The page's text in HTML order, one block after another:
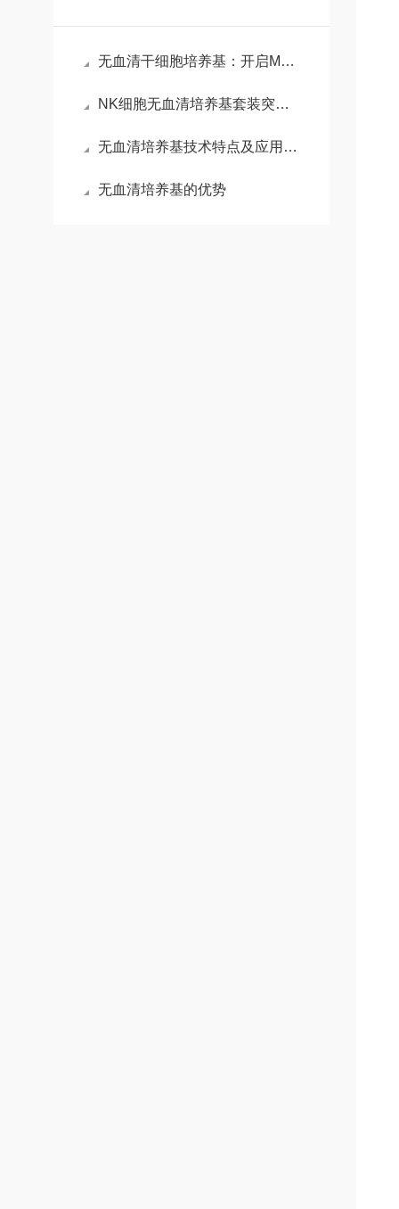
无血清干细胞培养基：开启MSCs标准化培养与临床转化的新纪元
NK细胞无血清培养基套装突破传统限制的免疫细胞扩增产品
无血清培养基技术特点及应用介绍
无血清培养基的优势